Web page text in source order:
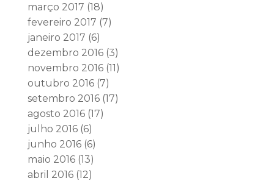
março 2017 (18)
fevereiro 2017 (7)
janeiro 2017 (6)
dezembro 2016(3)
novembro 2016(11)
outubro 2016(7)
setembro 2016(17)
agosto 2016(17)
julho 2016(6)
junho 2016(6)
maio 2016(13)
abril 2016(12)